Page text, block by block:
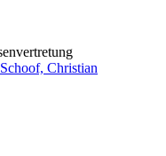
Schoof, Christian